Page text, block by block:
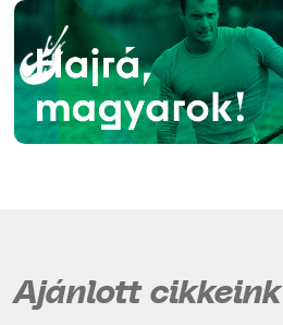
Ajánlott cikkeink